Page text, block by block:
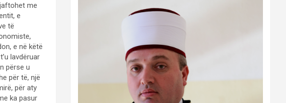
me
e
të
e në këtë
lavdëruar
përse u
për të, një
për aty
ka pasur